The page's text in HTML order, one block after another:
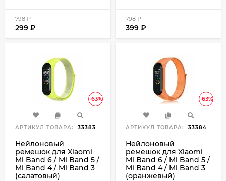
798₽
299 ₽
798₽
399 ₽
-63%
АРТИКУЛ ТОВАРА: 33383
Нейлоновый
ремешок для Xiaomi
Mi Band 6 / Mi Band 5 /
Mi Band 4 / Mi Band 3
(салатовый)
-63%
АРТИКУЛ ТОВАРА: 33384
Нейлоновый
ремешок для Xiaomi
Mi Band 6 / Mi Band 5 /
Mi Band 4 / Mi Band 3
(оранжевый)